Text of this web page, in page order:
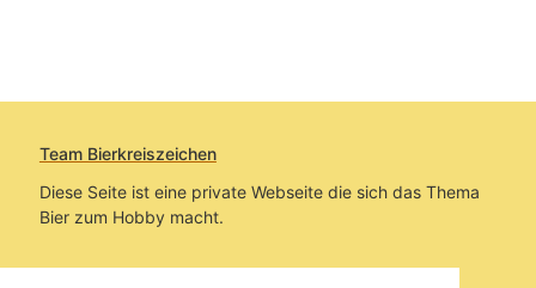
Team Bierkreiszeichen
Diese Seite ist eine private Webseite die sich das Thema
Bier zum Hobby macht.